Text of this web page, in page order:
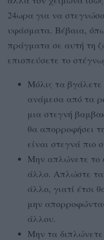
24ωρα για να
υφάσματα. Βέβαια,
πράγματα σε αυτή τη
επισπεύσετε το
Μόλις τα
ανάμεσα από τα
μια στεγνή
θα απορροφήσει
είναι στεγνά πιο
Μην απλώνετε το
άλλο. Απλώστε
άλλο, γιατί έτσι
μην
άλλου.
Μην τα